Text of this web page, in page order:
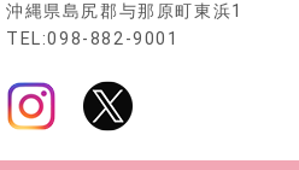
沖縄県島尻郡与那原町東浜1
TEL:098-882-9001